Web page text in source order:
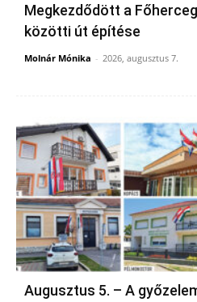
Megkezdődött a
közötti út építése
Molnár Mónika - 2026, augusztus 7.
Augusztus 5. – A